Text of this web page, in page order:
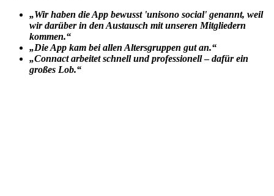
„Wir haben die App bewusst 'unisono social' genannt, weil
wir darüber in den Austausch mit unseren Mitgliedern
kommen.“
„Die App kam bei allen Altersgruppen gut an.“
„Connact arbeitet schnell und professionell–dafür ein
großes Lob.“